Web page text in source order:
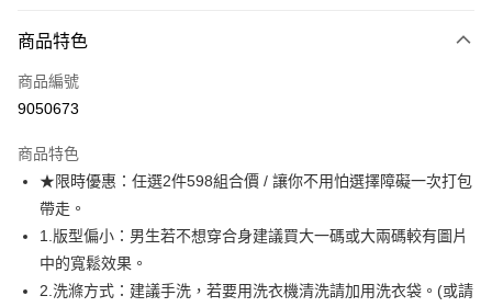
信用卡一次付款
超商取貨付款
Apple Pay
街口支付
悠遊付
ATM付款
商品特色
商品編號
9050673
商品特色
★限時優惠：任選2件598組合價 / 讓你不用怕選擇障礙一次打包
帶走。
1.版型偏小：男生若不想穿合身建議買大一碼或大兩碼較有圖片
中的寬鬆效果。
2.洗滌方式：建議手洗，若要用洗衣機清洗請加用洗衣袋。(或請